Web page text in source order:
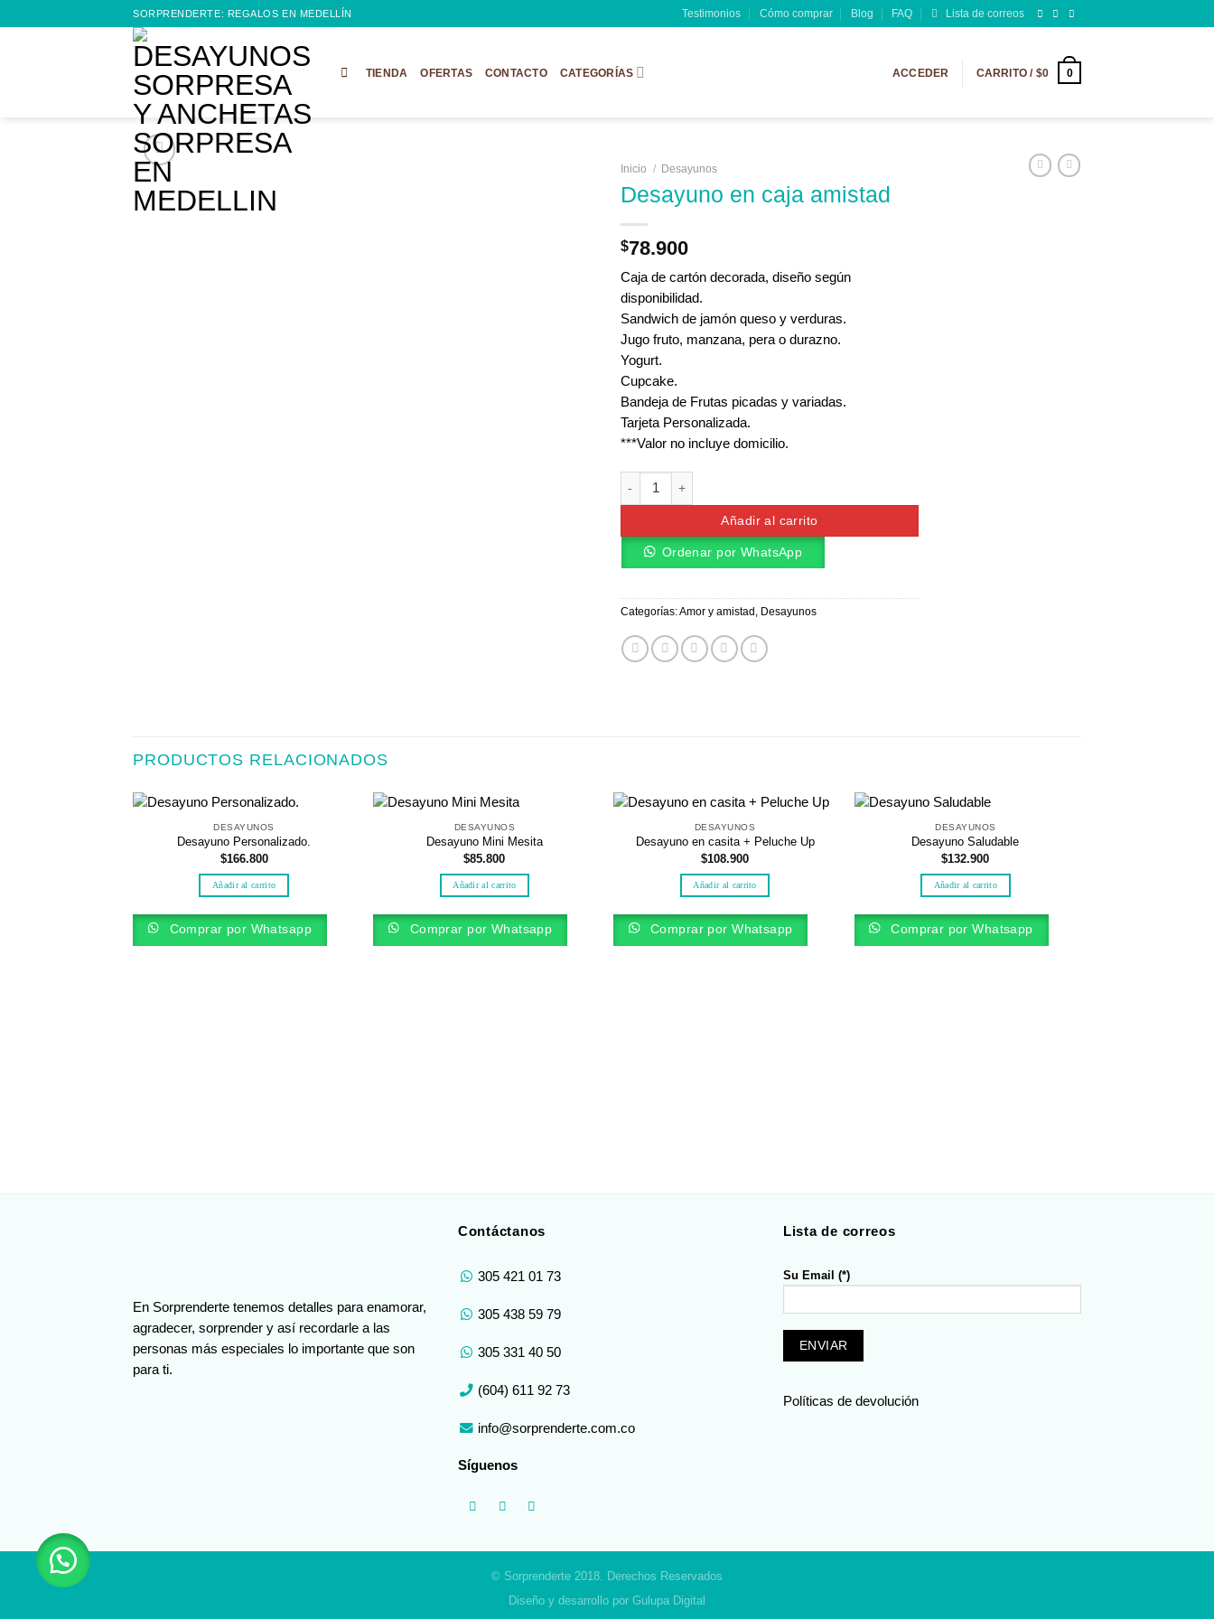
al
SORPRENDERTE: REGALOS EN MEDELLÍN Testimonios Cómo comprar Blog FAQ Lista de correos
TIENDA OFERTAS CONTACTO CATEGORÍAS ACCEDER CARRITO / $0 0
Inicio / Desayunos
Desayuno en caja amistad
$78.900
Caja de cartón decorada, diseño según
disponibilidad.
Sandwich de jamón queso y verduras.
Jugo fruto, manzana, pera o durazno.
Yogurt.
Cupcake.
Bandeja de Frutas picadas y variadas.
Tarjeta Personalizada.
***Valor no incluye domicilio.
Desayuno en caja amistad cantidad
Añadir al carrito
Ordenar por WhatsApp
Categorías:Amor y amistad Desayunos
PRODUCTOS RELACIONADOS
DESAYUNOS
Desayuno Personalizado.
$166.800
Añadir al carrito
Comprar por Whatsapp
DESAYUNOS
Desayuno Mini Mesita
$85.800
Añadir al carrito
Comprar por Whatsapp
DESAYUNOS
Desayuno en casita + Peluche Up
$108.900
Añadir al carrito
Comprar por Whatsapp
DESAYUNOS
Desayuno Saludable
$132.900
Añadir al carrito
Comprar por Whatsapp
En Sorprenderte tenemos detalles para enamorar,
agradecer, sorprender y así recordarle a las
personas más especiales lo importante que son
para ti.
Contáctanos
305 421 01 73
305 438 59 79
305 331 40 50
(604) 611 92 73
info@sorprenderte.com.co
Síguenos
Lista de correos
Su Email (*)
Políticas de devolución
© Sorprenderte 2018. Derechos Reservados
Diseño y desarrollo por Gulupa Digital